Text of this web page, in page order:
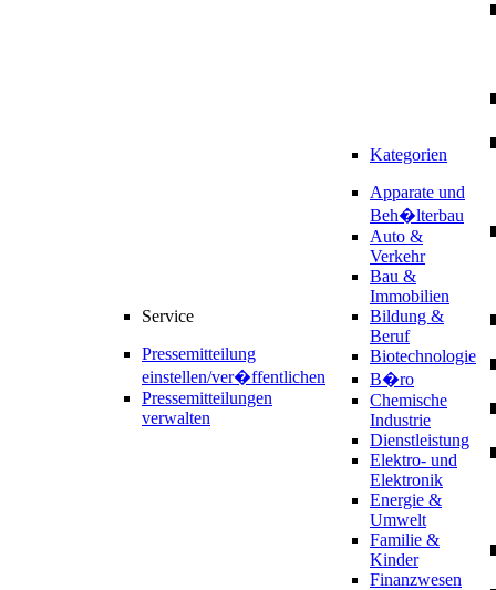
Service
Pressemitteilung
einstellen/ver�ffentlichen
Pressemitteilungen
verwalten
Kategorien
Apparate und
Beh�lterbau
Auto &
Verkehr
Bau &
Immobilien
Bildung &
Beruf
Biotechnologie
B�ro
Chemische
Industrie
Dienstleistung
Elektro- und
Elektronik
Energie &
Umwelt
Familie &
Kinder
Finanzwesen